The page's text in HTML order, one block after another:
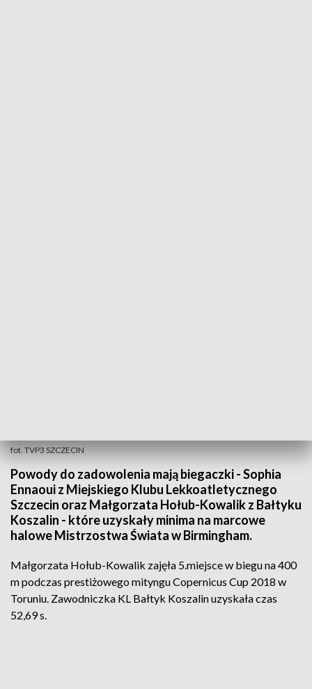
fot. TVP3 SZCZECIN
Powody do zadowolenia mają biegaczki - Sophia
Ennaoui z Miejskiego Klubu Lekkoatletycznego
Szczecin oraz Małgorzata Hołub-Kowalik z Bałtyku
Koszalin - które uzyskały minima na marcowe
halowe Mistrzostwa Świata w Birmingham.
Małgorzata Hołub-Kowalik zajęła 5.miejsce w biegu na 400
m podczas prestiżowego mityngu Copernicus Cup 2018 w
Toruniu. Zawodniczka KL Bałtyk Koszalin uzyskała czas
52,69 s.